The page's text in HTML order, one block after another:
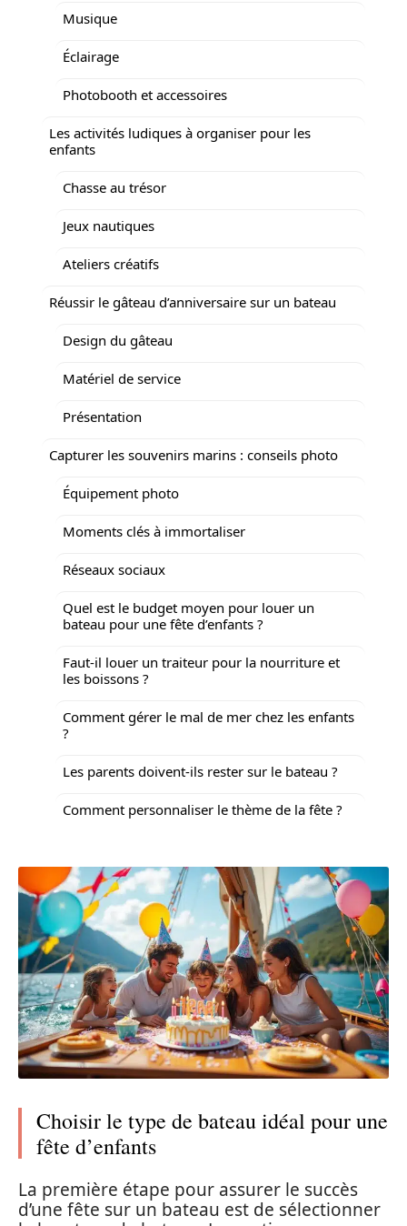
Musique
Éclairage
Photobooth et accessoires
Les activités ludiques à organiser pour les
enfants
Chasse au trésor
Jeux nautiques
Ateliers créatifs
Réussir le gâteau d’anniversaire sur un bateau
Design du gâteau
Matériel de service
Présentation
Capturer les souvenirs marins : conseils photo
Équipement photo
Moments clés à immortaliser
Réseaux sociaux
Quel est le budget moyen pour louer un
bateau pour une fête d’enfants ?
Faut-il louer un traiteur pour la nourriture et
les boissons ?
Comment gérer le mal de mer chez les enfants
?
Les parents doivent-ils rester sur le bateau ?
Comment personnaliser le thème de la fête ?
Choisir le type de bateau idéal pour une
fête d’enfants
La première étape pour assurer le succès
d’une fête sur un bateau est de sélectionner